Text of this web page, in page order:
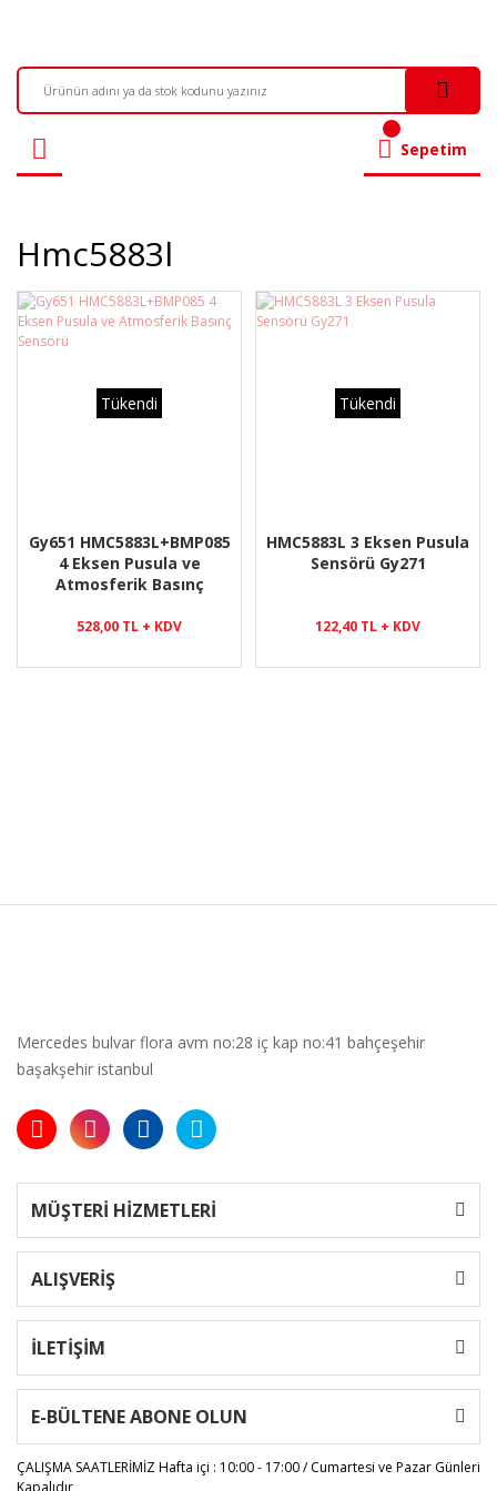
Sepetim
Hmc5883l
Tükendi
Gy651 HMC5883L+BMP085
4 Eksen Pusula ve
Atmosferik Basınç
528,00 TL + KDV
Tükendi
HMC5883L 3 Eksen Pusula
Sensörü Gy271
122,40 TL + KDV
Mercedes bulvar flora avm no:28 iç kap no:41 bahçeşehir
başakşehir istanbul
MÜŞTERİ HİZMETLERİ
ALIŞVERİŞ
İLETİŞİM
E-BÜLTENE ABONE OLUN
ÇALIŞMA SAATLERİMİZHafta içi : 10:00 - 17:00 / Cumartesi ve Pazar Günleri
Kapalıdır